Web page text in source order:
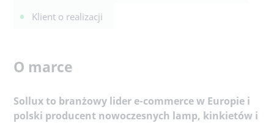
Klient o realizacji
O marce
Sollux to branżowy lider e-commerce w Europie i
polski producent nowoczesnych lamp, kinkietów i